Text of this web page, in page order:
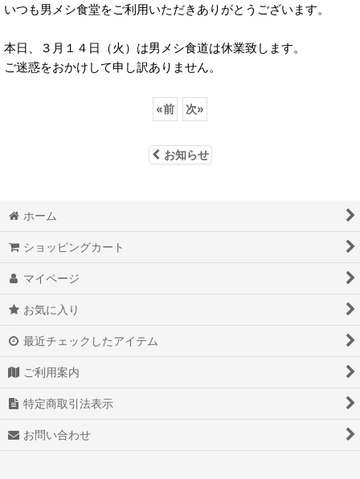
いつも男メシ食堂をご利用いただきありがとうございます。
本日、３月１４日（火）は男メシ食道は休業致します。
ご迷惑をおかけして申し訳ありません。
«前 次»
お知らせ
ホーム
ショッピングカート
マイページ
お気に入り
最近チェックしたアイテム
ご利用案内
特定商取引法表示
お問い合わせ